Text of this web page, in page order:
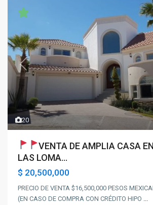
20
Previous
VENTA DE AMPLIA CASA
LAS LOMA...
$ 20,500,000
PRECIO DE VENTA $16,500,000 PESOS
(EN CASO DE COMPRA CON CRÉDITO HIPO ...